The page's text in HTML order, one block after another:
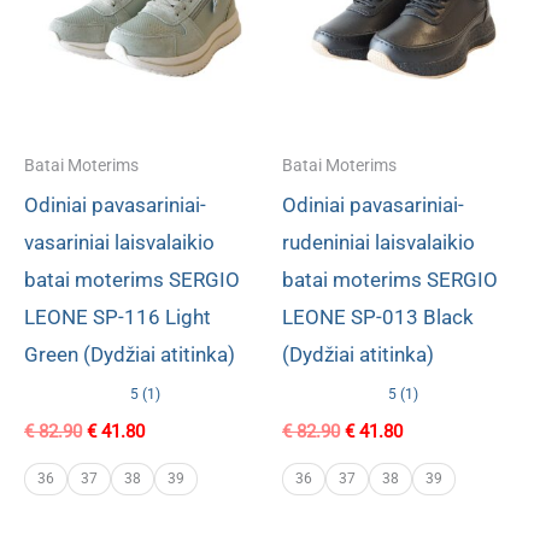
Batai Moterims
Odiniai pavasariniai-
vasariniai laisvalaikio
batai moterims SERGIO
LEONE SP-116 Light
Green (Dydžiai atitinka)
5 (1)
€82.90 Original
was:
€ 82.90.
€41.80Current
is:
€ 41.80.
36 37 38 39
Batai Moterims
Odiniai pavasariniai-
rudeniniai laisvalaikio
batai moterims SERGIO
LEONE SP-013 Black
(Dydžiai atitinka)
5 (1)
€82.90 Original
was:
€ 82.90.
€41.80Current
is:
€ 41.80.
36 37 38 39